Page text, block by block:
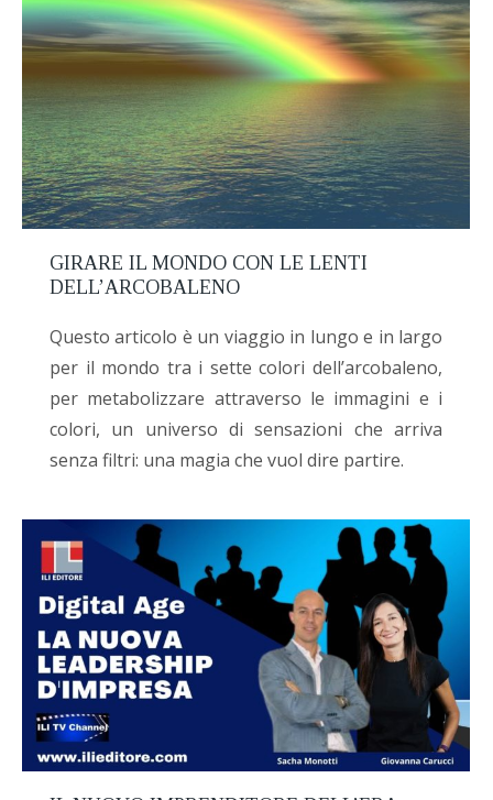
GIRARE IL MONDO CON LE LENTI
DELL’ARCOBALENO
Questo articolo è un viaggio in lungo e in largo
per il mondo tra i sette colori dell’arcobaleno,
per metabolizzare attraverso le immagini e i
colori, un universo di sensazioni che arriva
senza filtri: una magia che vuol dire partire.